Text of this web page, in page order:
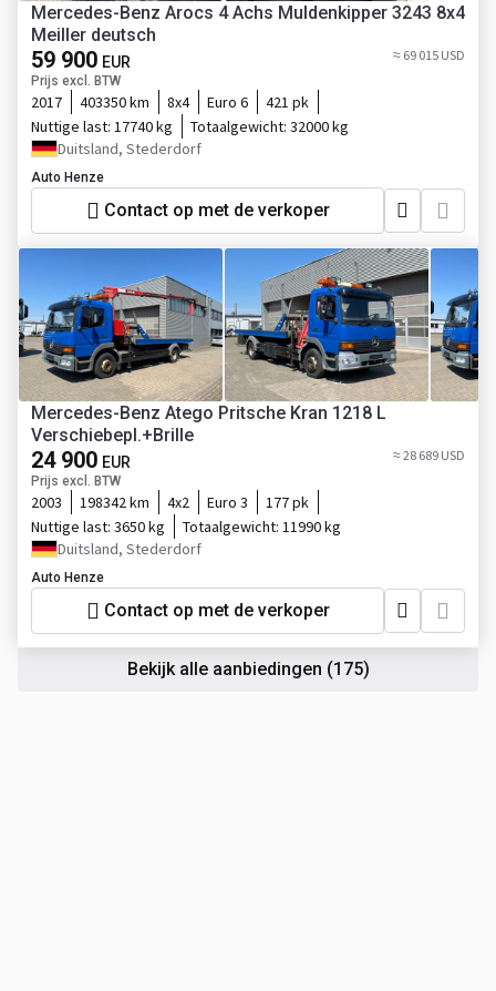
Mercedes-Benz Arocs 4 Achs Muldenkipper 3243 8x4
Meiller deutsch
59 900 EUR
Prijs excl. BTW
≈ 69 015 USD
2017 403350 km 8x4 Euro 6
421 pk
Nuttige last: 17740 kg Totaalgewicht: 32000 kg
Duitsland, Stederdorf
Auto Henze
Contact op met de verkoper
Mercedes-Benz Atego Pritsche Kran 1218 L
Verschiebepl.+Brille
24 900 EUR
Prijs excl. BTW
≈ 28 689 USD
2003 198342 km 4x2 Euro 3
177 pk
Nuttige last: 3650 kg Totaalgewicht: 11990 kg
Duitsland, Stederdorf
Auto Henze
Contact op met de verkoper
Bekijk alle aanbiedingen (175)